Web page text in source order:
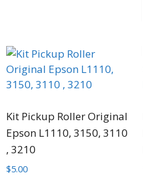
Kit Pickup Roller Original
Epson L1110, 3150, 3110
, 3210
$5.00